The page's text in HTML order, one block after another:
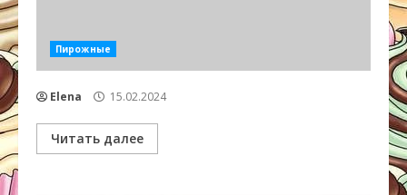
Пирожные
Elena 15.02.2024
Читать далее